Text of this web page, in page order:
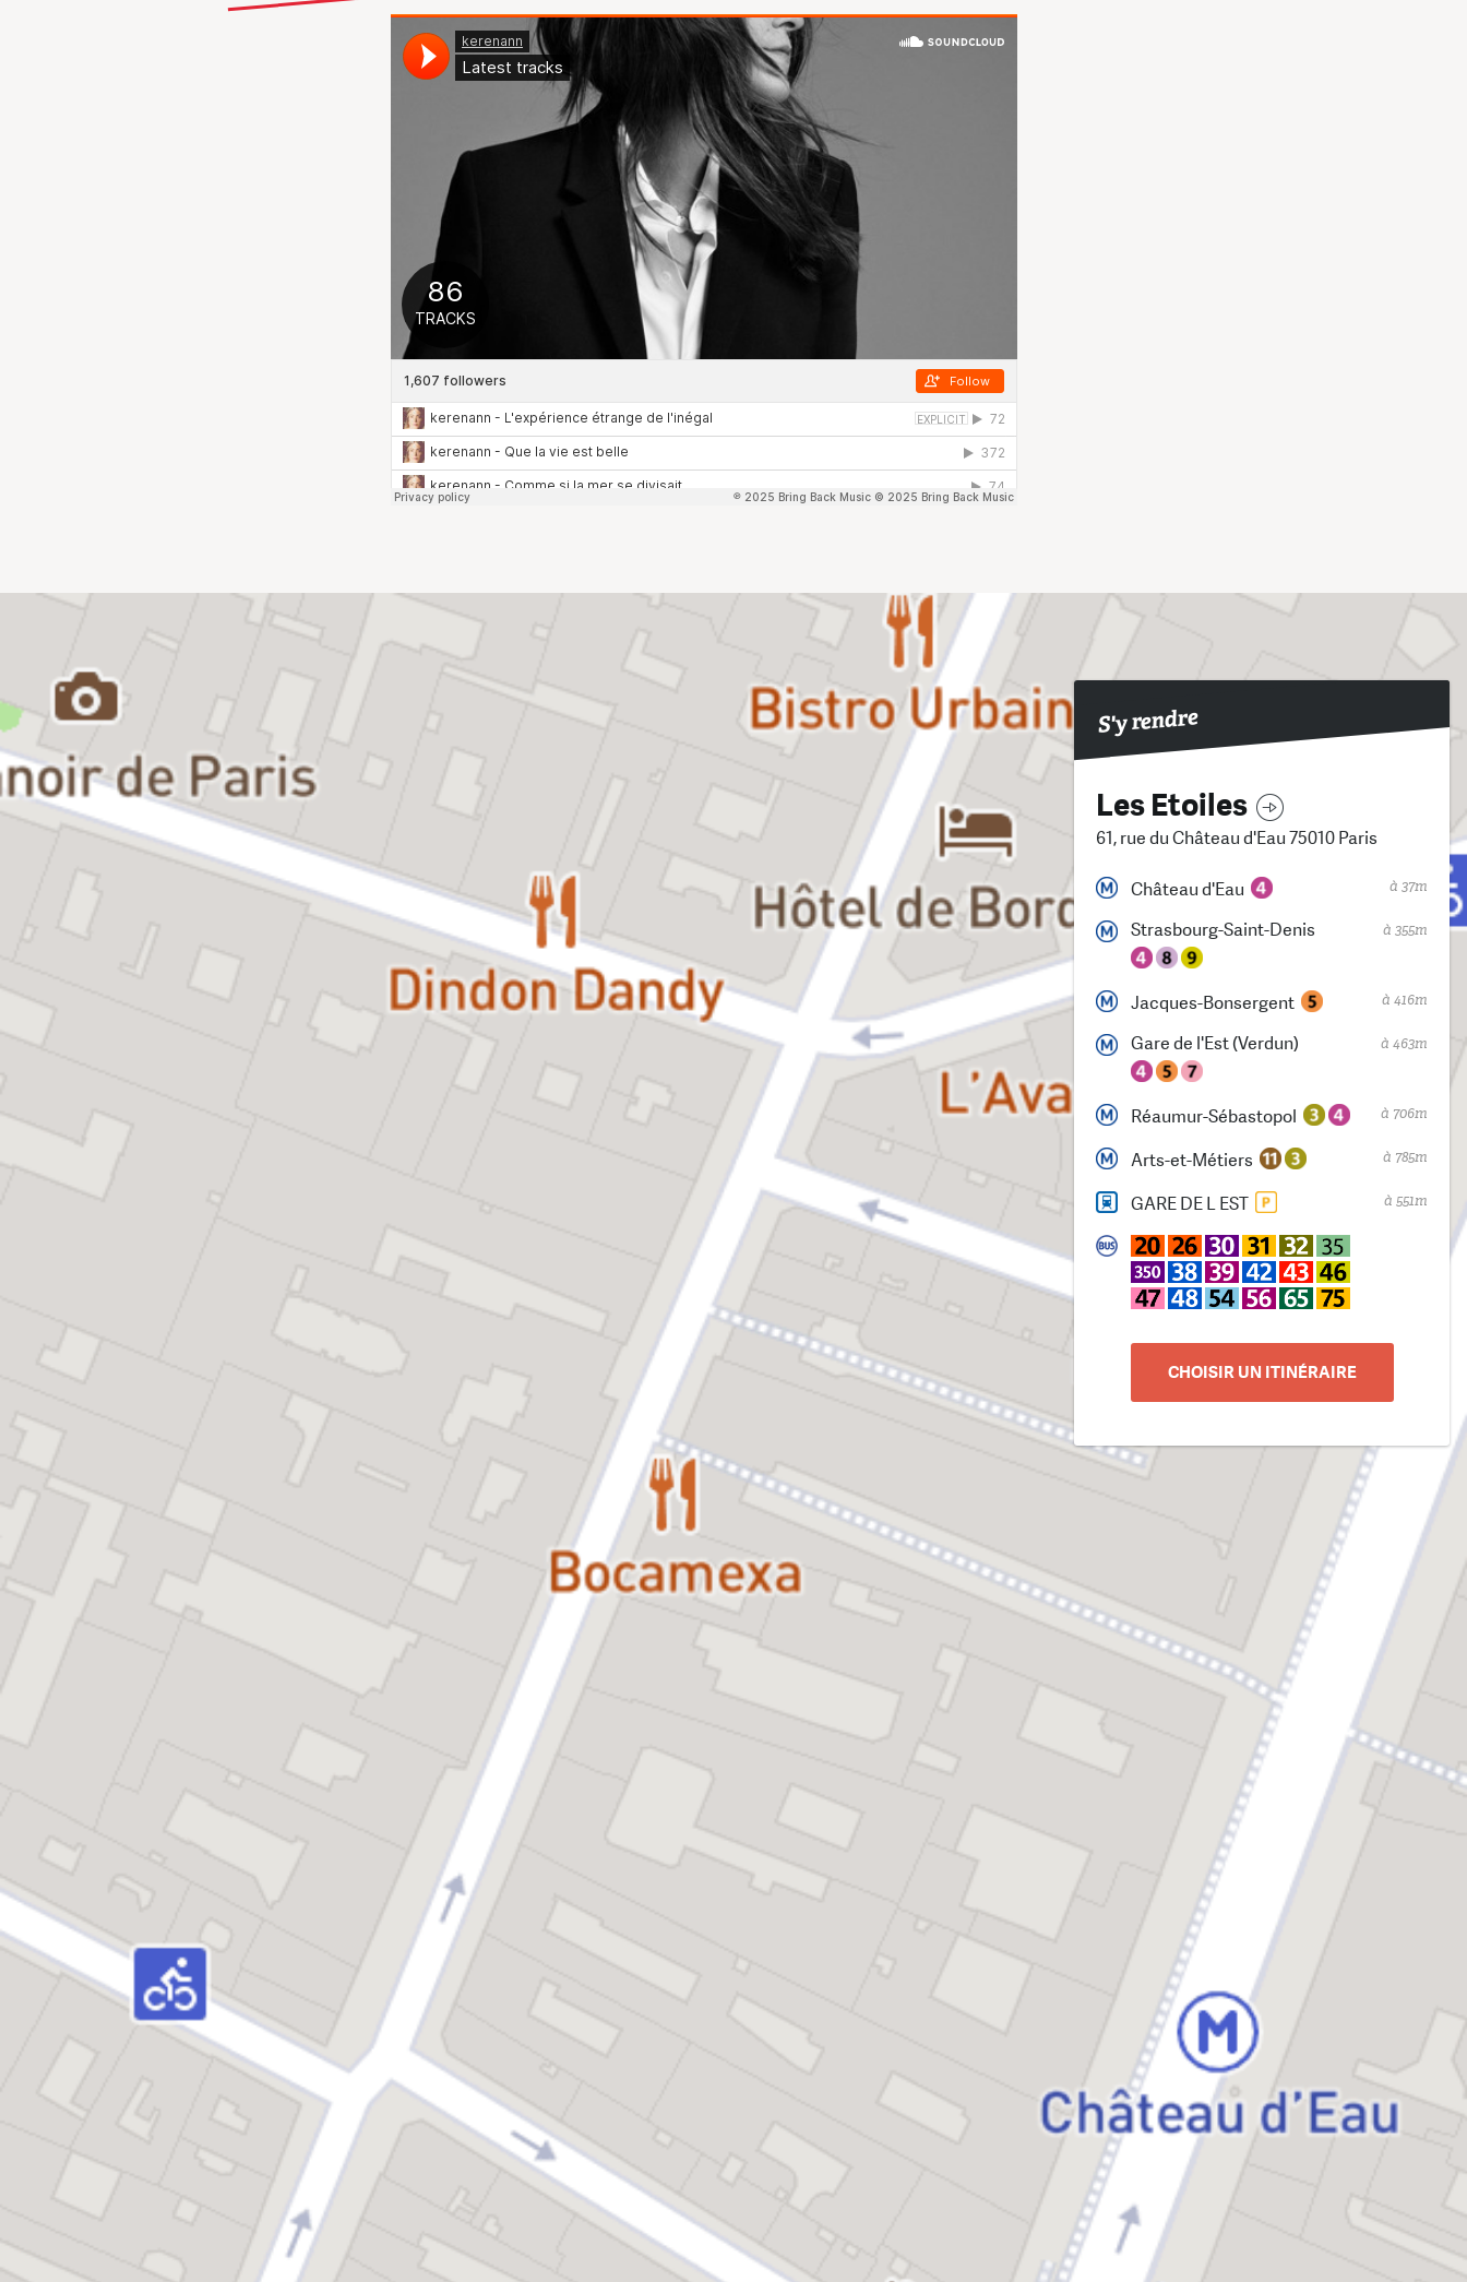
S'y rendre
Les Etoiles
61, rue du Château d'Eau 75010 Paris
Château d'Eau à 37m
Strasbourg-Saint-Denis à 355m
Jacques-Bonsergent à 416m
Gare de l'Est (Verdun) à 463m
Réaumur-Sébastopol à 706m
Arts-et-Métiers à 785m
GARE DE L EST à 551m
CHOISIR UN ITINÉRAIRE